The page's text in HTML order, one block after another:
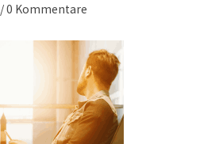
/0 Kommentare